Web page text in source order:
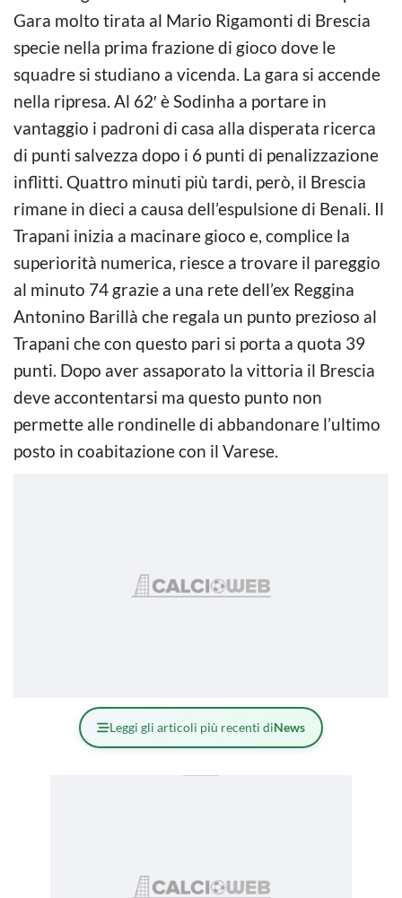
Gara molto tirata al Mario Rigamonti di Brescia
specie nella prima frazione di gioco dove le
squadre si studiano a vicenda. La gara si accende
nella ripresa. Al 62′ è Sodinha a portare in
vantaggio i padroni di casa alla disperata ricerca
di punti salvezza dopo i 6 punti di penalizzazione
inflitti. Quattro minuti più tardi, però, il Brescia
rimane in dieci a causa dell’espulsione di Benali. Il
Trapani inizia a macinare gioco e, complice la
superiorità numerica, riesce a trovare il pareggio
al minuto 74 grazie a una rete dell’ex Reggina
Antonino Barillà che regala un punto prezioso al
Trapani che con questo pari si porta a quota 39
punti. Dopo aver assaporato la vittoria il Brescia
deve accontentarsi ma questo punto non
permette alle rondinelle di abbandonare l’ultimo
posto in coabitazione con il Varese.
Leggi gli articoli più recenti diNews